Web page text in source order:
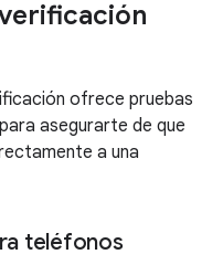
ofrece pruebas
asegurarte de que
a una
teléfonos